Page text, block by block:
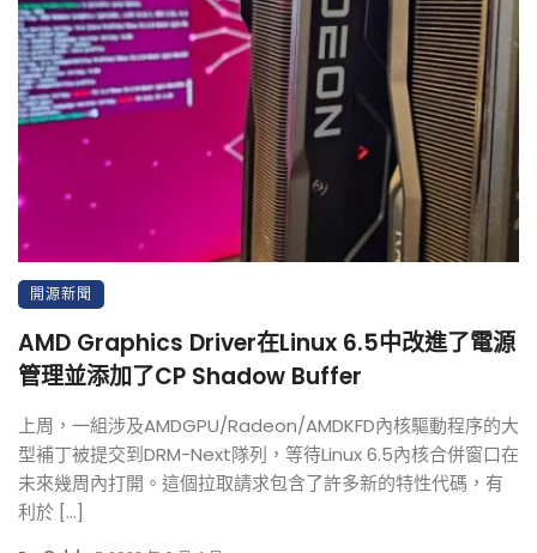
開源新聞
AMD Graphics Driver在Linux 6.5中改進了電源
管理並添加了CP Shadow Buffer
上周，一組涉及AMDGPU/Radeon/AMDKFD內核驅動程序的大
型補丁被提交到DRM-Next隊列，等待Linux 6.5內核合併窗口在
未來幾周內打開。這個拉取請求包含了許多新的特性代碼，有
利於 […]